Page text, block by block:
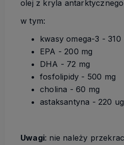
olej z kryla
w tym:
kwasy omega-3 - 310
EPA - 200 mg
DHA - 72 mg
fosfolipidy - 500 mg
cholina - 60 mg
astaksantyna - 220 ug
Uwagi: nie należy